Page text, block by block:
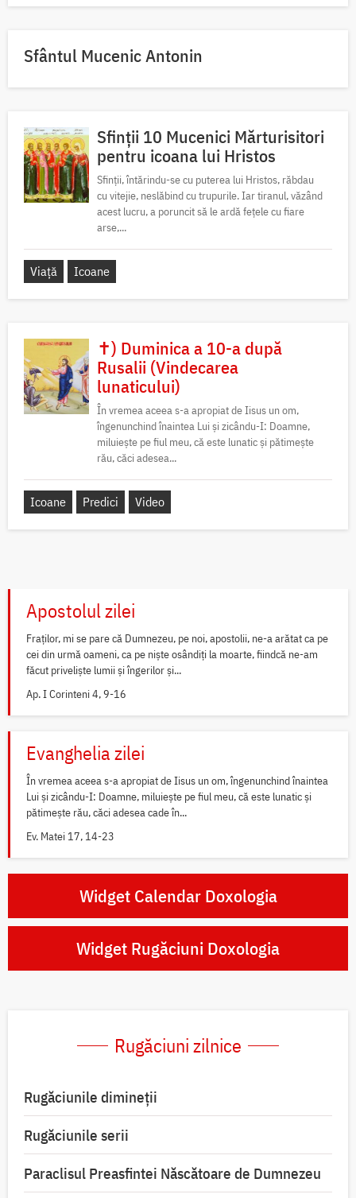
Sfântul Mucenic Antonin
Sfinții 10 Mucenici Mărturisitori
pentru icoana lui Hristos
Sfinții, întărindu-se cu puterea lui Hristos, răbdau
cu vitejie, neslăbind cu trupurile. Iar tiranul, văzând
acest lucru, a poruncit să le ardă fețele cu fiare
arse,...
Viață Icoane
✝) Duminica a 10-a după
Rusalii (Vindecarea
lunaticului)
În vremea aceea s-a apropiat de Iisus un om,
îngenunchind înaintea Lui și zicându-I: Doamne,
miluiește pe fiul meu, că este lunatic și pătimește
rău, căci adesea...
Icoane Predici Video
Apostolul zilei
Fraților, mi se pare că Dumnezeu, pe noi, apostolii, ne-a arătat ca pe
cei din urmă oameni, ca pe niște osândiți la moarte, fiindcă ne-am
făcut priveliște lumii și îngerilor și...
Ap. I Corinteni 4, 9-16
Evanghelia zilei
În vremea aceea s-a apropiat de Iisus un om, îngenunchind înaintea
Lui și zicându-I: Doamne, miluiește pe fiul meu, că este lunatic și
pătimește rău, căci adesea cade în...
Ev. Matei 17, 14-23
Widget Calendar Doxologia
Widget Rugăciuni Doxologia
Rugăciuni zilnice
Rugăciunile dimineții
Rugăciunile serii
Paraclisul Preasfintei Născătoare de Dumnezeu